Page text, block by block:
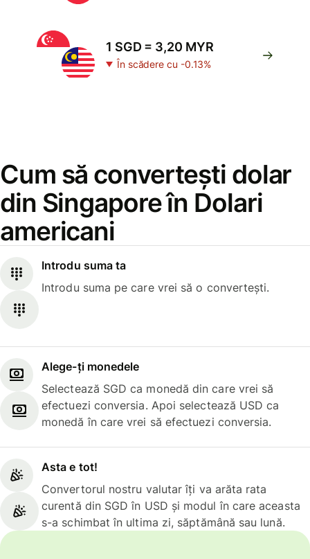
1 SGD = 3,20 MYR
În scădere cu -0.13%
Cum să convertești dolar
din Singapore în Dolari
americani
Introdu suma ta
Introdu suma pe care vrei să o convertești.
Alege-ți monedele
Selectează SGD ca monedă din care vrei să
efectuezi conversia. Apoi selectează USD ca
monedă în care vrei să efectuezi conversia.
Asta e tot!
Convertorul nostru valutar îți va arăta rata
curentă din SGD în USD și modul în care aceasta
s-a schimbat în ultima zi, săptămână sau lună.